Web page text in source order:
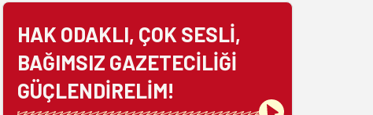
HAK ODAKLI, ÇOK SESLİ,
BAĞIMSIZ GAZETECİLİĞİ
GÜÇLENDİRELİM!